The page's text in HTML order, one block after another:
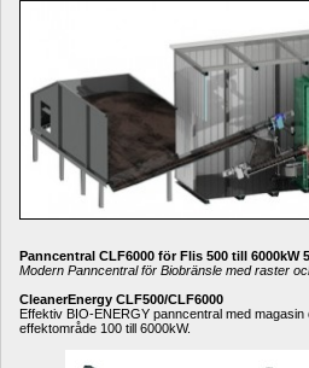
Panncentral CLF6000 för Flis 500 till 6000kW
Modern Panncentral för Biobränsle med raster
CleanerEnergy CLF500/CLF6000
Effektiv BIO-ENERGY panncentral med
effektområde 100 till 6000kW.